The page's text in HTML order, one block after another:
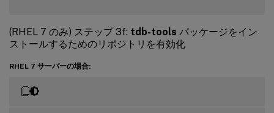
(RHEL 7 のみ) ステップ 3f: tdb-tools パッケージをイン
ストールするためのリポジトリを有効化
RHEL 7 サーバーの場合: